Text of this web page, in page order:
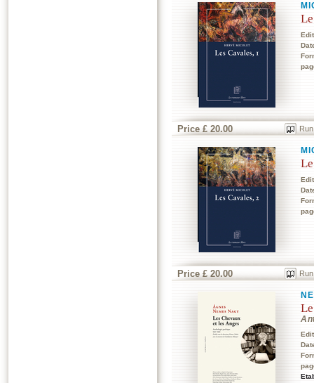
Price £ 20.00
Price £ 20.00